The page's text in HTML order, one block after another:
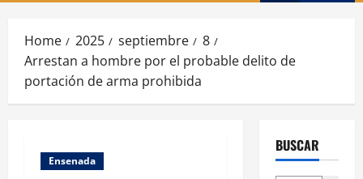
Home 2025 septiembre
8
Arrestan a hombre por el probable delito de
portación de arma prohibida
Ensenada
BUSCAR